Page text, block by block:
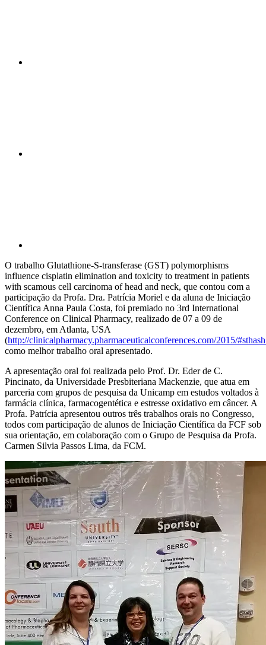
O trabalho Glutathione-S-transferase (GST) polymorphisms
influence cisplatin elimination and toxicity to treatment in patients
with scamous cell carcinoma of head and neck, que contou com a
participação da Profa. Dra. Patrícia Moriel e da aluna de Iniciação
Científica Anna Paula Costa, foi premiado no 3rd International
Conference on Clinical Pharmacy, realizado de 07 a 09 de
dezembro, em Atlanta, USA
(http://clinicalpharmacy.pharmaceuticalconferences.com/2015/
como melhor trabalho oral apresentado.
A apresentação oral foi realizada pelo Prof. Dr. Eder de C.
Pincinato, da Universidade Presbiteriana Mackenzie, que atua em
parceria com grupos de pesquisa da Unicamp em estudos voltados à
farmácia clínica, farmacogentética e estresse oxidativo em câncer. A
Profa. Patrícia apresentou outros três trabalhos orais no Congresso,
todos com participação de alunos de Iniciação Científica da FCF sob
sua orientação, em colaboração com o Grupo de Pesquisa da Profa.
Carmen Silvia Passos Lima, da FCM.